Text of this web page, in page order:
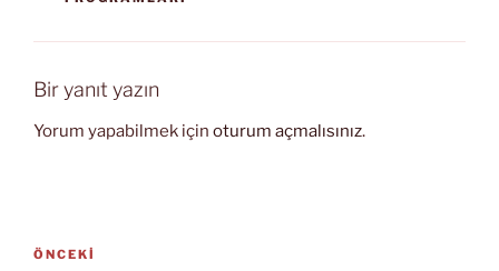
Bir yanıt yazın
Yorum yapabilmek için oturum açmalısınız.
Yazı
Önceki
ÖNCEKI